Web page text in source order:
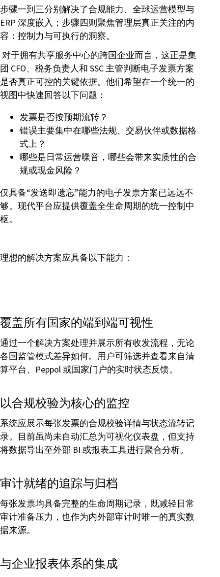
步骤一到三分别解决了合规能力、全球运营模型与
ERP 深度嵌入；步骤四则聚焦管理层真正关注的内
容：控制力与可执行的洞察。
对于拥有共享服务中心的跨国企业而言，这正是集
团 CFO、税务负责人和 SSC 主管判断电子发票方案
是否真正可控的关键依据。他们希望在一个统一的
视图中快速回答以下问题：
发票是否按预期流转？
错误主要集中在哪些法规、交易伙伴或数据格
式上？
哪些是日常运营噪音，哪些会带来实质性的合
规或现金风险？
仅具备“发送即遗忘”能力的电子发票方案已远远不
够。现代平台应提供覆盖全生命周期的统一控制中
枢。
理想的解决方案应具备以下能力：
覆盖所有国家的端到端可视性
通过一个解决方案处理并展示所有收发流程，无论
各国监管模式差异如何。用户可筛选并查看来自清
算平台、Peppol 或国家门户的实时状态反馈。
以合规校验为核心的监控
系统应展示每张发票的合规校验详情与状态流转记
录。目前虽尚未自动汇总为可视化仪表盘，但支持
将数据导出至外部 BI 或报表工具进行聚合分析。
审计就绪的追踪与归档
每张发票均具备完整的生命周期记录，既减轻日常
审计准备压力，也作为内外部审计时唯一的真实数
据来源。
与企业报表体系的集成